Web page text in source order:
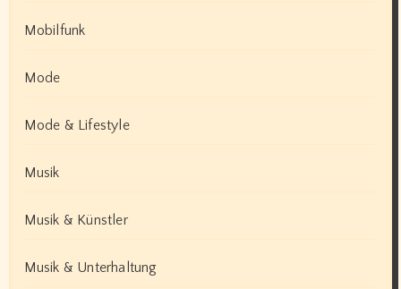
Mobilfunk
Mode
Mode & Lifestyle
Musik
Musik & Künstler
Musik & Unterhaltung